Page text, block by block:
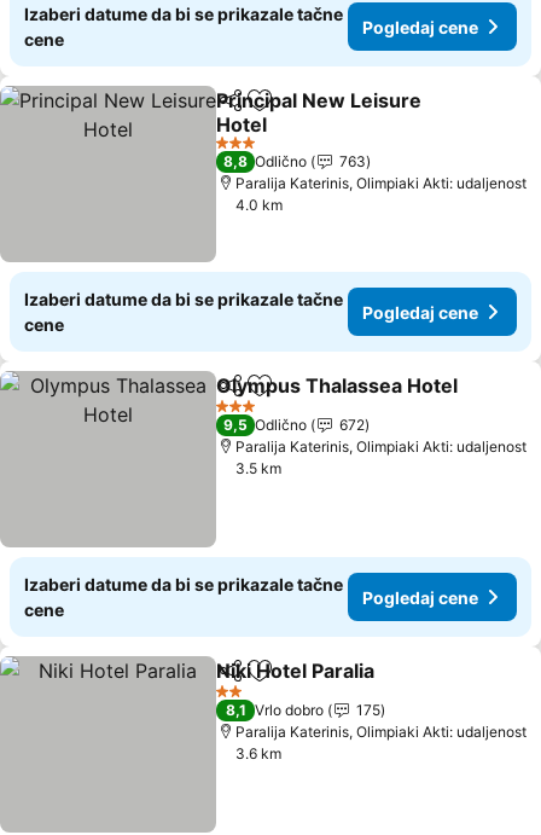
Izaberi datume da bi se prikazale tačne
cene
Pogledaj cene
Deli Dodati u favorite
Principal New Leisure
Hotel
Pogledaj cene
3 Zvezdice
8,8 Odlično
763
Paralija Katerinis, Olimpiaki Akti: udaljenost
4.0 km
Izaberi datume da bi se prikazale tačne
cene
Pogledaj cene
Deli Dodati u favorite
Olympus Thalassea Hotel
3 Zvezdice
9,5 Odlično
672
Paralija Katerinis, Olimpiaki Akti: udaljenost
3.5 km
Izaberi datume da bi se prikazale tačne
cene
Pogledaj cene
Deli Dodati u favorite
Niki Hotel Paralia
2 Zvezdice
8,1 Vrlo dobro
175
Paralija Katerinis, Olimpiaki Akti: udaljenost
3.6 km